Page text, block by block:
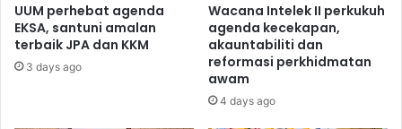
UUM perhebat agenda
EKSA, santuni amalan
terbaik JPA dan KKM
3 days ago
Wacana Intelek II perkukuh
agenda kecekapan,
akauntabiliti dan
reformasi perkhidmatan
awam
4 days ago